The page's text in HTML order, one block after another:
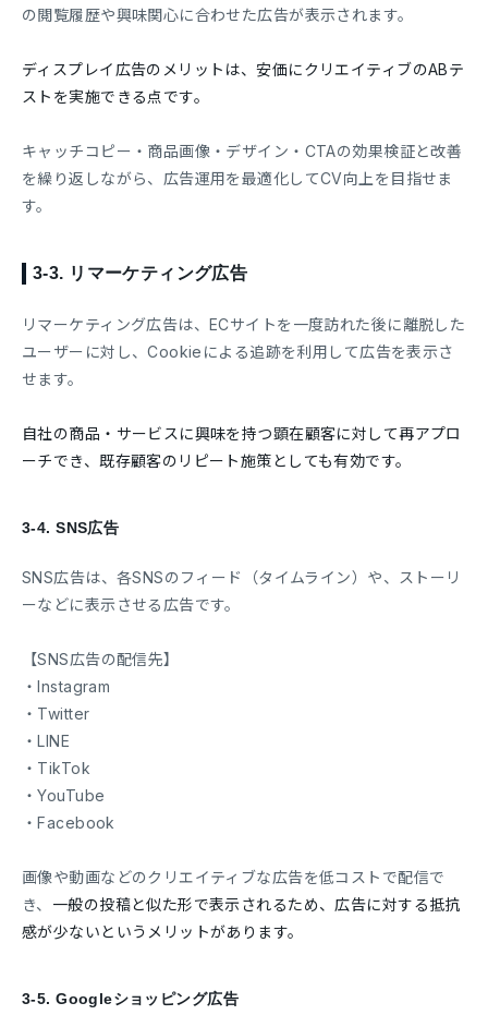
の閲覧履歴や興味関心に合わせた広告が表示されます。
ディスプレイ広告のメリットは、安価にクリエイティブのABテ
ストを実施できる点です。
キャッチコピー・商品画像・デザイン・CTAの効果検証と改善
を繰り返しながら、広告運用を最適化してCV向上を目指せま
す。
3-3. リマーケティング広告
リマーケティング広告は、ECサイトを一度訪れた後に離脱した
ユーザーに対し、Cookieによる追跡を利用して広告を表示さ
せます。
自社の商品・サービスに興味を持つ顕在顧客に対して再アプロ
ーチでき、既存顧客のリピート施策としても有効です。
3-4.SNS広告
SNS広告は、各SNSのフィード（タイムライン）や、ストーリ
ーなどに表示させる広告です。
【SNS広告の配信先】
・Instagram
・Twitter
・LINE
・TikTok
・YouTube
・Facebook
画像や動画などのクリエイティブな広告を低コストで配信で
き、 一般の投稿と似た形で表示されるため、広告に対する抵抗
感が少ないというメリットがあります。
3-5.Googleショッピング広告